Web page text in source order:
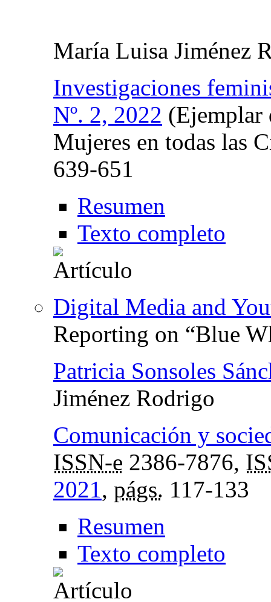
María Luisa Jiménez
Investigaciones
Nº. 2, 2022 (Ejemplar
Mujeres en todas las
639-651
Resumen
Texto completo
Digital Media and
Reporting on “Blue
Patricia Sonsoles
Jiménez Rodrigo
Comunicación y
ISSN-e 2386-7876,
2021, págs. 117-133
Resumen
Texto completo